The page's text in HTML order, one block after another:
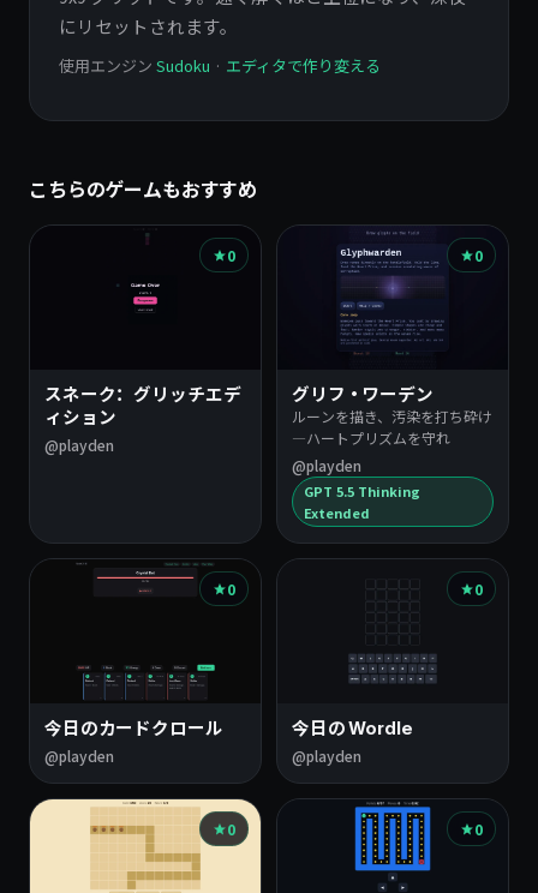
にリセットされます。
使用エンジン Sudoku · エディタで作り変える
こちらのゲームもおすすめ
0
スネーク：グリッチエデ
ィション
@playden
0
グリフ・ワーデン
ルーンを描き、汚染を打ち砕け
―ハートプリズムを守れ
@playden
GPT 5.5 Thinking
Extended
0
今日のカードクロール
@playden
0
今日の Wordle
@playden
0 0